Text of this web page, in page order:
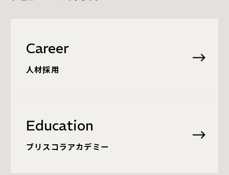
Career
人材採用
Education
ブリスコラアカデミー